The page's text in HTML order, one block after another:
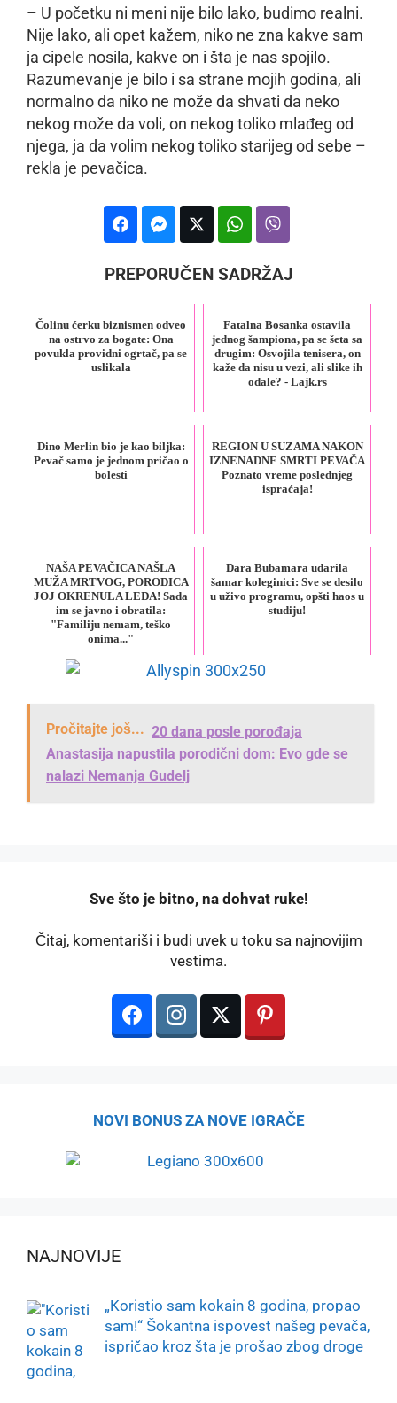
– U početku ni meni nije bilo lako, budimo realni.
Nije lako, ali opet kažem, niko ne zna kakve sam
ja cipele nosila, kakve on i šta je nas spojilo.
Razumevanje je bilo i sa strane mojih godina, ali
normalno da niko ne može da shvati da neko
nekog može da voli, on nekog toliko mlađeg od
njega, ja da volim nekog toliko starijeg od sebe –
rekla je pevačica.
PREPORUČEN SADRŽAJ
Čolinu ćerku biznismen odveo
na ostrvo za bogate: Ona
povukla providni ogrtač, pa se
uslikala
Fatalna Bosanka ostavila
jednog šampiona, pa se šeta sa
drugim: Osvojila tenisera, on
kaže da nisu u vezi, ali slike ih
odale? - Lajk.rs
Dino Merlin bio je kao biljka:
Pevač samo je jednom pričao o
bolesti
REGION U SUZAMA NAKON
IZNENADNE SMRTI PEVAČA
Poznato vreme poslednjeg
ispraćaja!
NAŠA PEVAČICA NAŠLA
MUŽA MRTVOG, PORODICA
JOJ OKRENULA LEĐA! Sada
im se javno i obratila:
"Familiju nemam, teško
onima..."
Dara Bubamara udarila
šamar koleginici: Sve se desilo
u uživo programu, opšti haos u
studiju!
Pročitajte još... 20 dana posle porođaja
Anastasija napustila porodični dom: Evo gde se
nalazi Nemanja Gudelj
️Sve što je bitno, na dohvat ruke!
Čitaj, komentariši i budi uvek u toku sa najnovijim
vestima.
NOVI BONUS ZA NOVE IGRAČE
NAJNOVIJE
„Koristio sam kokain 8 godina, propao
sam!“ Šokantna ispovest našeg pevača,
ispričao kroz šta je prošao zbog droge